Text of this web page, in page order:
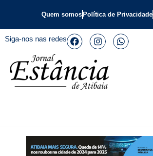
Quem somos Política de Privacidade
Siga-nos nas redes